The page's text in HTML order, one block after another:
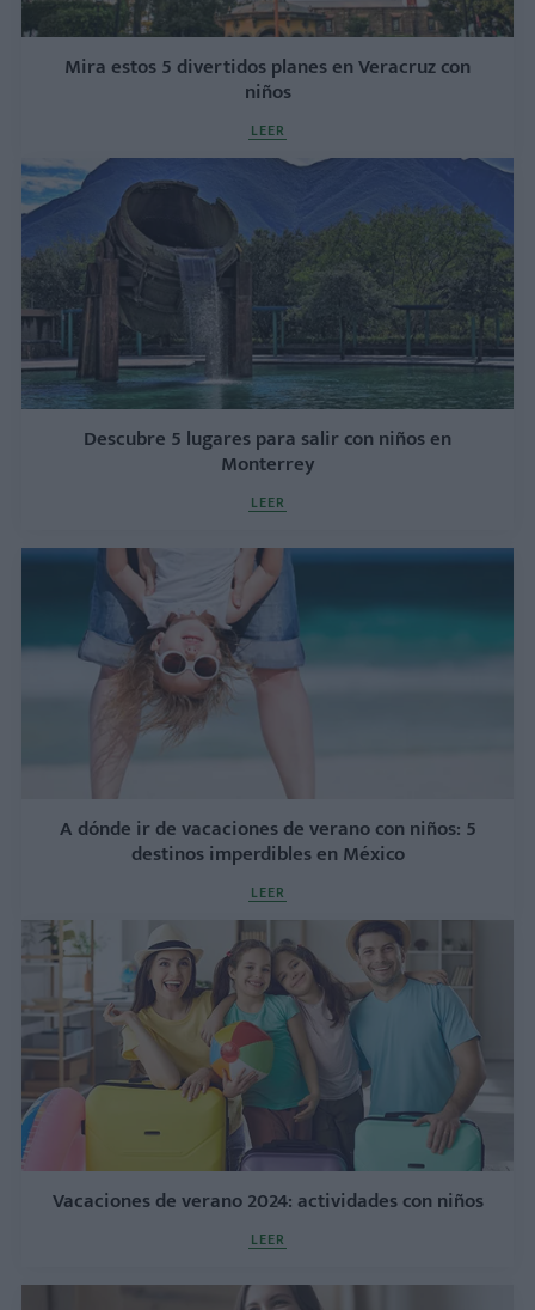
Mira estos 5 divertidos planes en Veracruz con
niños
LEER
Descubre 5 lugares para salir con niños en
Monterrey
LEER
A dónde ir de vacaciones de verano con niños: 5
destinos imperdibles en México
LEER
Vacaciones de verano 2024: actividades con niños
LEER